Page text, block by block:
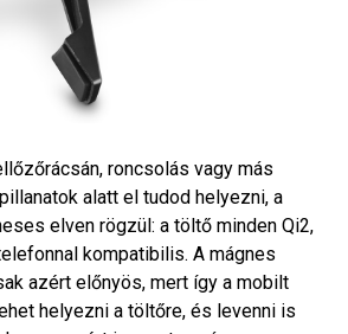
roncsolás vagy más
alatt el tudod helyezni, a
elven rögzül: a töltő minden Qi2,
kompatibilis. A mágnes
azért előnyös, mert így a mobilt
helyezni a töltőre, és levenni is